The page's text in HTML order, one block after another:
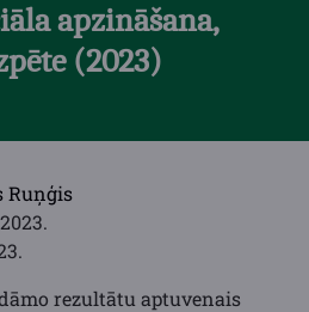
apzināšana,
(2023)
Ruņģis
rezultātu aptuvenais